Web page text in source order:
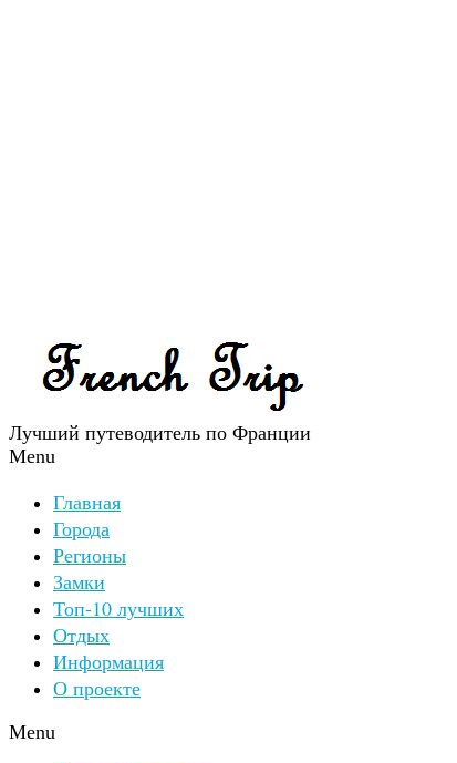
Лучший путеводитель по Франции
Menu
Главная
Города
Регионы
Замки
Топ-10 лучших
Отдых
Информация
О проекте
Menu